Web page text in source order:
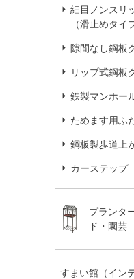
細目ノンスリ
（滑止めタイ
隙間なし鋼板
リップ式鋼板
鉄製マンホー
ためます用ふ
鋼板製歩道上
カーステップ
プランタ
ド・園芸
すまい館（イン